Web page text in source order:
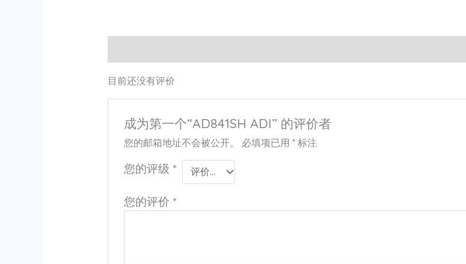
目前还没有评价
成为第一个“AD841SH ADI” 的评价者
您的邮箱地址不会被公开。 必填项已用* 标注
您的评级 *
您的评价 *